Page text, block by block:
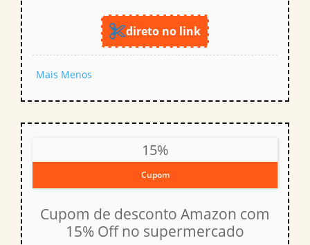
direto no link
Mais Menos
15%
Cupom
Cupom de desconto Amazon com
15% Off no supermercado